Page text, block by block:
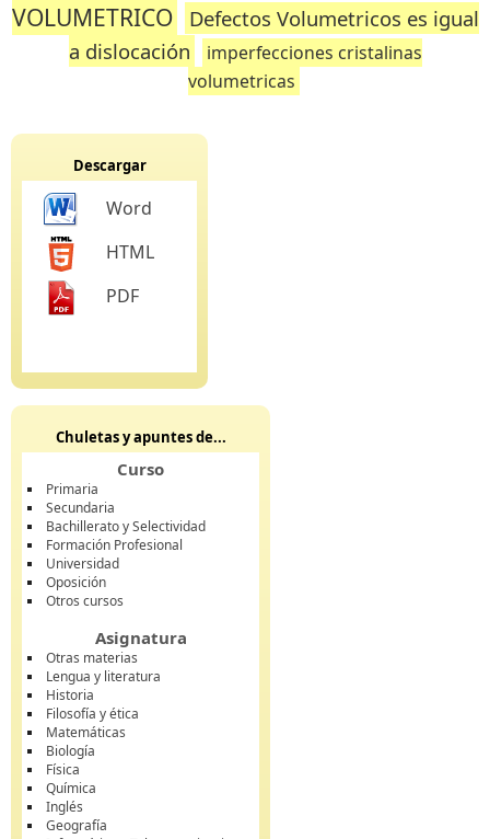
VOLUMETRICO
Defectos Volumetricos es igual
a dislocación
imperfecciones cristalinas
volumetricas
Descargar
Word
HTML
PDF
Chuletas y apuntes de...
Curso
Primaria
Secundaria
Bachillerato y Selectividad
Formación Profesional
Universidad
Oposición
Otros cursos
Asignatura
Otras materias
Lengua y literatura
Historia
Filosofía y ética
Matemáticas
Biología
Física
Química
Inglés
Geografía